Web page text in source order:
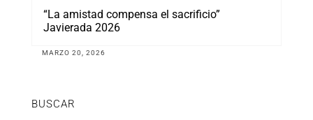
“La amistad compensa el sacrificio”
Javierada 2026
MARZO 20, 2026
BUSCAR